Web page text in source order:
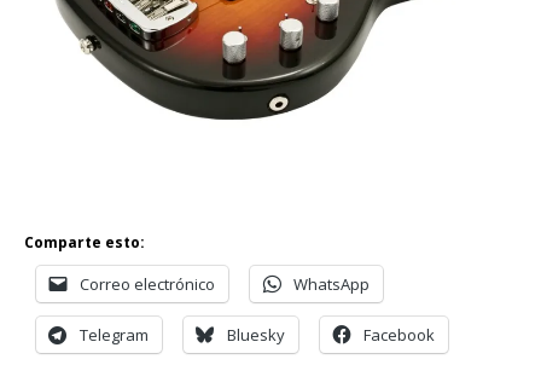
Comparte esto:
Correo electrónico WhatsApp
Telegram Bluesky Facebook